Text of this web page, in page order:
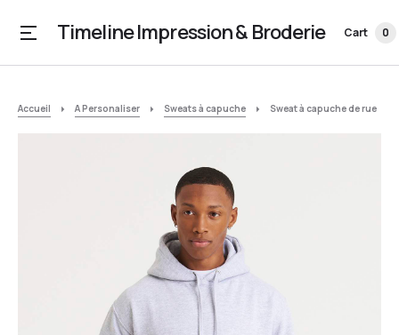
Timeline Impression & Broderie Cart 0
Accueil A Personaliser Sweats à capuche Sweat à capuche de rue